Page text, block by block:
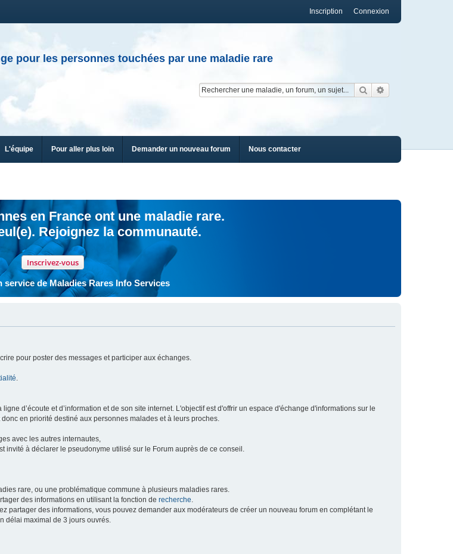
Connexion
Inscription
pour les personnes touchées par une maladie rare
Rechercher
L'équipe Pour aller plus loin Demander un nouveau forum Nous contacter
en France ont une maladie rare.
Rejoignez la communauté.
Inscrivez-vous
service de Maladies Rares Info Services
pour poster des messages et participer aux échanges.
.
d’écoute et d’information et de son site internet. L'objectif est d'offrir un espace d'échange d'informations sur le
en priorité destiné aux personnes malades et à leurs proches.
avec les autres internautes,
à déclarer le pseudonyme utilisé sur le Forum auprès de ce conseil.
rare, ou une problématique commune à plusieurs maladies rares.
des informations en utilisant la fonction de recherche.
des informations, vous pouvez demander aux modérateurs de créer un nouveau forum en complétant le
délai maximal de 3 jours ouvrés.